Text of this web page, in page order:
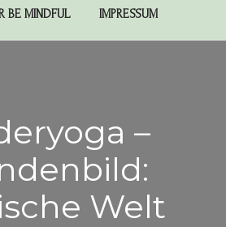
BE MINDFUL IMPRESSUM
–
Welt